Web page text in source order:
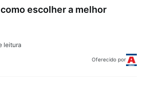
escolher a melhor
leitura
Oferecido por